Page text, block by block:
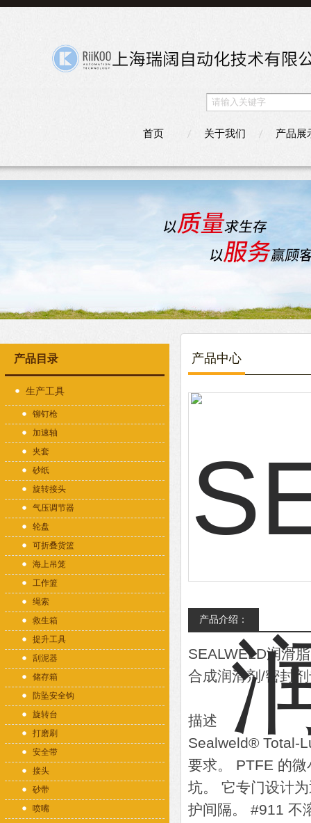
首页 关于我们 产品展
产品目录
生产工具
铆钉枪
加速轴
夹套
砂纸
旋转接头
气压调节器
轮盘
可折叠货篮
海上吊笼
工作篮
绳索
救生箱
提升工具
刮泥器
储存箱
防坠安全钩
旋转台
打磨刷
安全带
接头
砂带
喷嘴
产品中心
产品介绍：
SEALWELD润滑
合成润滑剂/密封
描述
Sealweld® Total-
要求。 PTFE 的
坑。 它专门设计
护间隔。 #911 不